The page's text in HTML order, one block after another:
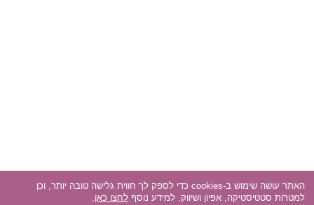
האתר עושה שימוש ב-cookies כדי לספק לך חווית גלישה טובה יותר, וכן
למטרות סטטיסטיקה, אפיון ושיווק. למידע נוסף לחצו כאן.